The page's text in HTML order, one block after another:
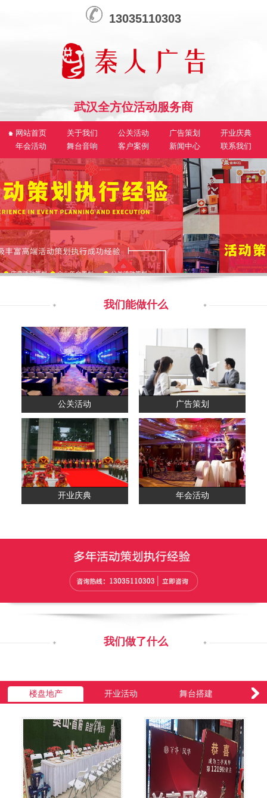
13035110303
武汉全方位活动服务商
网站首页 关于我们 公关活动 广告策划
开业庆典
年会活动
舞台音响 客户案例 新闻中心 联系我们
我们能做什么
公关活动 广告策划
开业庆典 年会活动
我们做了什么
楼盘地产 开业活动 舞台搭建